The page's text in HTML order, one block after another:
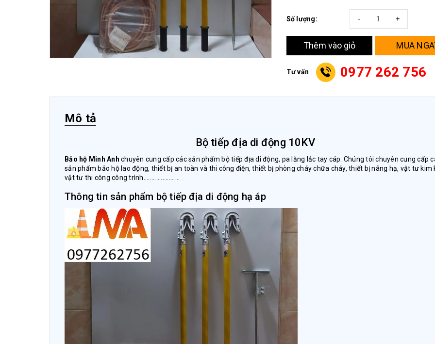
Số lượng: +
-
Thêm vào giỏ MUA
Tư vấn 0977 262 756
Mô tả
Bộ tiếp địa di động 10KV
Bảo hộ Minh Anh chuyên cung cấp các sản phẩm bộ tiếp địa di động, pa lăng lắc tay cáp. Chúng tôi chuyên cung cấp
sản phẩm bảo hộ lao động, thiết bị an toàn và thi công điện, thiết bị phòng cháy chữa cháy, thiết bị nâng hạ, vật tư kim
vật tư thi công công trình.......................
Thông tin sản phẩm bộ tiếp địa di động hạ áp